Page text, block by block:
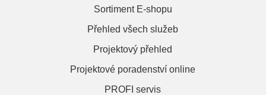
Sortiment E-shopu
Přehled všech služeb
Projektový přehled
Projektové poradenství online
PROFI servis